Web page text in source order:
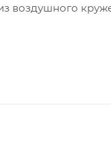
воздушного